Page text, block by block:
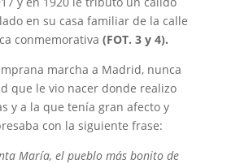
en su casa familiar de la calle
conmemorativa (FOT. 3 y 4).
marcha a Madrid, nunca
que le vio nacer donde realizo
y a la que tenía gran afecto y
con la siguiente frase:
María, el pueblo más bonito de